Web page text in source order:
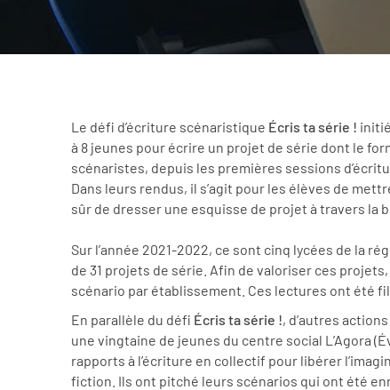
Le défi d’écriture scénaristique Écris ta série !
à 8 jeunes pour écrire un projet de série dont le
scénaristes, depuis les premières sessions
Dans leurs rendus, il s’agit pour les élèves de
sûr de dresser une esquisse de projet à travers
Sur l’année 2021-2022, ce sont cinq lycées de la
de 31 projets de série. Afin de valoriser ces
scénario par établissement. Ces lectures ont été
En parallèle du défi Écris ta série !, d’autres
une vingtaine de jeunes du centre social L’Agora
rapports à l’écriture en collectif pour libérer
fiction. Ils ont pitché leurs scénarios qui ont été